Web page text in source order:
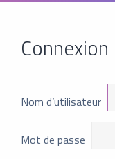
Connexion
Nom d’utilisateur
Mot de passe